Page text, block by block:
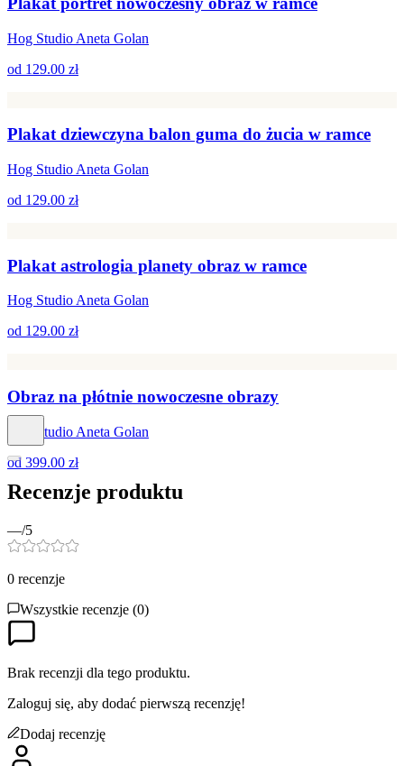
Hog Studio Aneta Golan
od 129.00 zł
Plakat dziewczyna balon guma do żucia w ramce
Hog Studio Aneta Golan
od 129.00 zł
Plakat astrologia planety obraz w ramce
Hog Studio Aneta Golan
od 129.00 zł
Obraz na płótnie nowoczesne obrazy
Hog Studio Aneta Golan
od 399.00 zł
Recenzje produktu
—/5
0 recenzje
Wszystkie recenzje (0)
Brak recenzji dla tego produktu.
Zaloguj się, aby dodać pierwszą recenzję!
Dodaj recenzję